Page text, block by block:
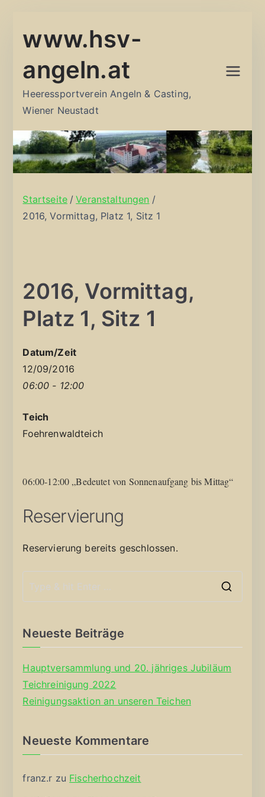
Inhalt
www.hsv-
angeln.at
Heeressportverein Angeln & Casting,
Wiener Neustadt
Startseite
Veranstaltungen
2016, Vormittag, Platz 1, Sitz 1
2016, Vormittag,
Platz 1, Sitz 1
Datum/Zeit
12/09/2016
06:00 - 12:00
Teich
Foehrenwaldteich
06:00-12:00 „Bedeutet von Sonnenaufgang bis Mittag“
Reservierung
Reservierung bereits geschlossen.
Neueste Beiträge
Hauptversammlung und 20. jähriges Jubiläum
Teichreinigung 2022
Reinigungsaktion an unseren Teichen
Neueste Kommentare
franz.r zu Fischerhochzeit